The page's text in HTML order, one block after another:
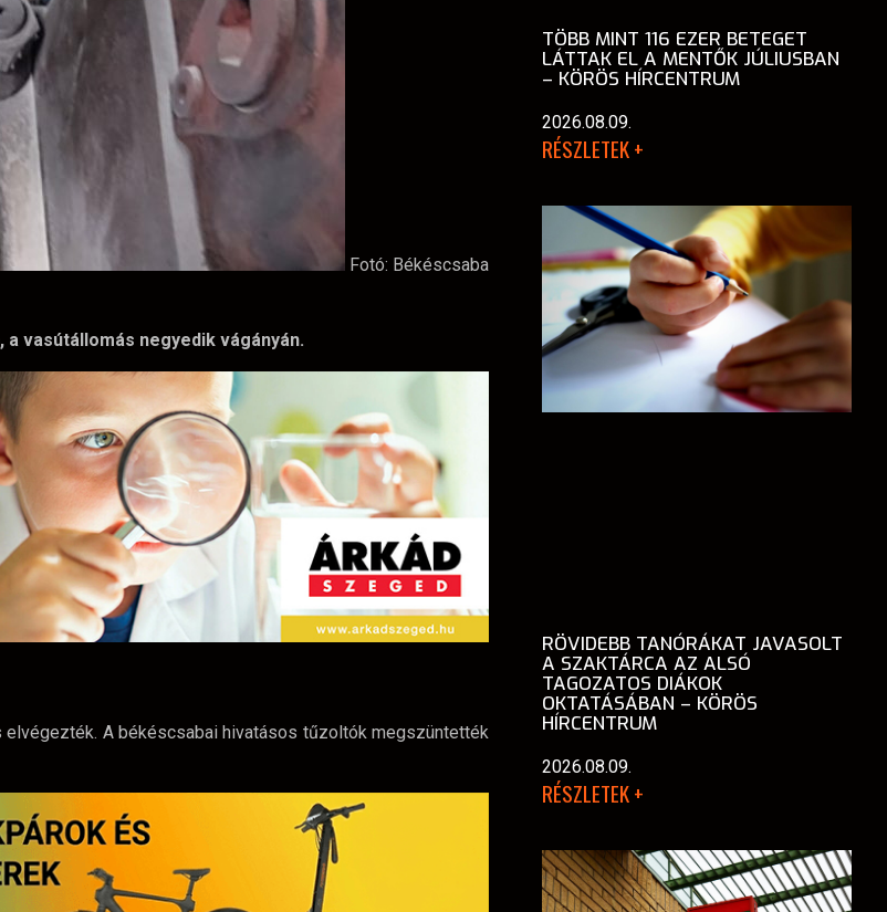
Fotó: Békéscsaba
vasútállomás negyedik vágányán.
A békéscsabai hivatásos tűzoltók megszüntették
TÖBB MINT 116 EZER BETEGET
LÁTTAK EL A MENTŐK JÚLIUSBAN
– KÖRÖS HÍRCENTRUM
2026.08.09.
RÉSZLETEK +
RÖVIDEBB TANÓRÁKAT JAVASOLT
A SZAKTÁRCA AZ ALSÓ
TAGOZATOS DIÁKOK
OKTATÁSÁBAN – KÖRÖS
HÍRCENTRUM
2026.08.09.
RÉSZLETEK +